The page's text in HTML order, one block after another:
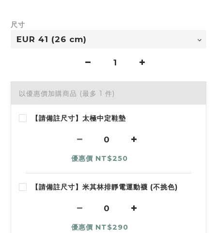
尺寸
以優惠價加購商品 (最多 1 件)
【請備註尺寸】太極中定鞋墊
優惠價 NT$250
【請備註尺寸】米其林排靜電運動襪 (不挑色)
優惠價 NT$290